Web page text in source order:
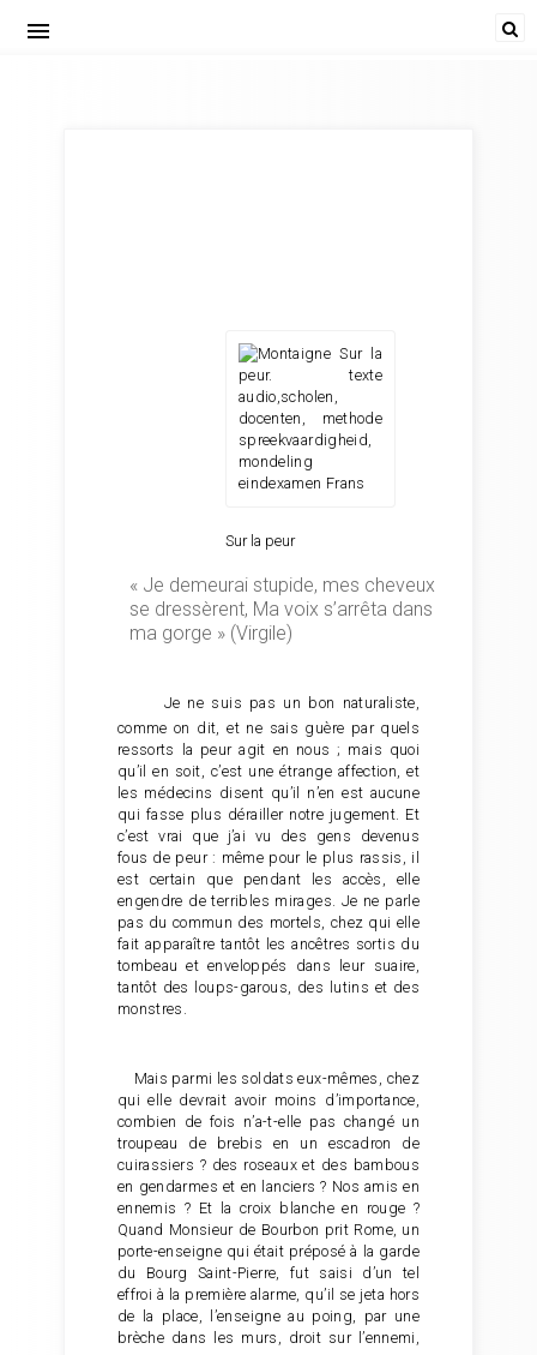
menu
Sur la peur
« Je demeurai stupide, mes cheveux
se dressèrent, Ma voix s’arrêta dans
ma gorge » (Virgile)
Je ne suis pas un bon naturaliste,
comme on dit, et ne sais guère par quels
ressorts la peur agit en nous ; mais quoi
qu’il en soit, c’est une étrange affection, et
les médecins disent qu’il n’en est aucune
qui fasse plus dérailler notre jugement. Et
c’est vrai que j’ai vu des gens devenus
fous de peur : même pour le plus rassis, il
est certain que pendant les accès, elle
engendre de terribles mirages. Je ne parle
pas du commun des mortels, chez qui elle
fait apparaître tantôt les ancêtres sortis du
tombeau et enveloppés dans leur suaire,
tantôt des loups-garous, des lutins et des
monstres.
Mais parmi les soldats eux-mêmes, chez
qui elle devrait avoir moins d’importance,
combien de fois n’a-t-elle pas changé un
troupeau de brebis en un escadron de
cuirassiers ? des roseaux et des bambous
en gendarmes et en lanciers ? Nos amis en
ennemis ? Et la croix blanche en rouge ?
Quand Monsieur de Bourbon prit Rome, un
porte-enseigne qui était préposé à la garde
du Bourg Saint-Pierre, fut saisi d’un tel
effroi à la première alarme, qu’il se jeta hors
de la place, l’enseigne au poing, par une
brèche dans les murs, droit sur l’ennemi,